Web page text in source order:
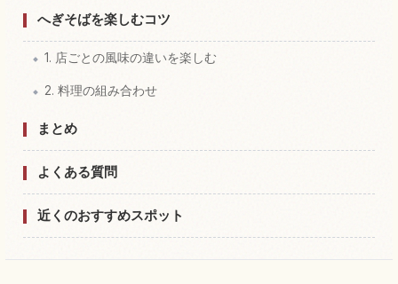
へぎそばを楽しむコツ
1. 店ごとの風味の違いを楽しむ
2. 料理の組み合わせ
まとめ
よくある質問
近くのおすすめスポット